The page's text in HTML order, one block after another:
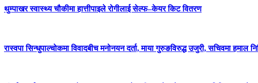
थुम्पाखर स्वास्थ्य चौकीमा हात्तीपाइले रोगीलाई सेल्फ–केयर किट वितरण
रास्वपा सिन्धुपाल्चोकमा विवादबीच मनोनयन दर्ता, माया गुरुङविरुद्ध उजुरी, सचिवमा हमाल